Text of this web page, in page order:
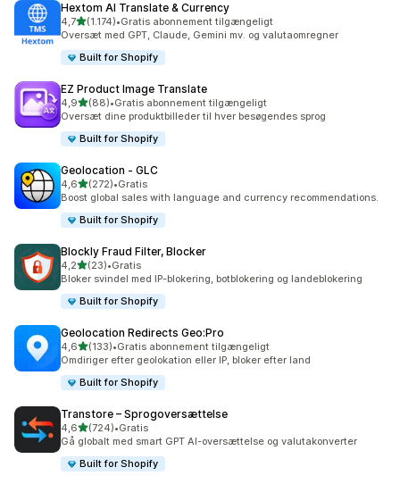
Hextom AI Translate & Currency
4,7ud af 5 stjerner
(1.174)
1174 anmeldelser i alt
•Gratis abonnement tilgængeligt
Oversæt med GPT, Claude, Gemini mv. og valutaomregner
Built for Shopify
EZ Product Image Translate
4,9ud af 5 stjerner
(88)
88 anmeldelser i alt
•Gratis abonnement tilgængeligt
Oversæt dine produktbilleder til hver besøgendes sprog
Built for Shopify
Geolocation ‑ GLC
4,6ud af 5 stjerner
(272)
272 anmeldelser i alt
•Gratis
Boost global sales with language and currency recommendations.
Built for Shopify
Blockly Fraud Filter, Blocker
4,2ud af 5 stjerner
(23)
23 anmeldelser i alt
•Gratis
Bloker svindel med IP-blokering, botblokering og landeblokering
Built for Shopify
Geolocation Redirects Geo:Pro
4,6ud af 5 stjerner
(133)
133 anmeldelser i alt
•Gratis abonnement tilgængeligt
Omdiriger efter geolokation eller IP, bloker efter land
Built for Shopify
Transtore – Sprogoversættelse
4,6ud af 5 stjerner
(724)
724 anmeldelser i alt
•Gratis
Gå globalt med smart GPT AI-oversættelse og valutakonverter
Built for Shopify